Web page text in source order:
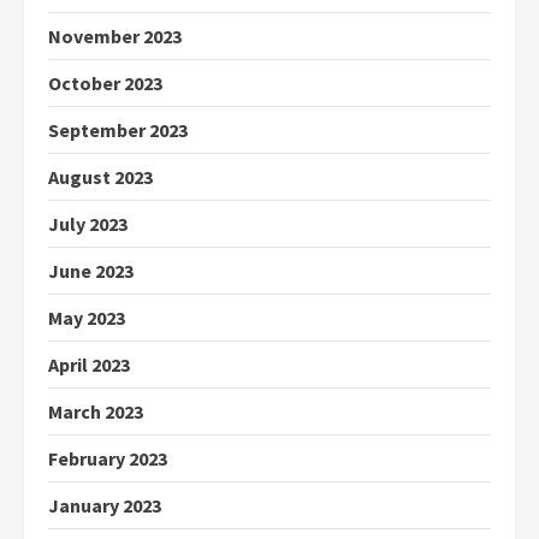
November 2023
October 2023
September 2023
August 2023
July 2023
June 2023
May 2023
April 2023
March 2023
February 2023
January 2023